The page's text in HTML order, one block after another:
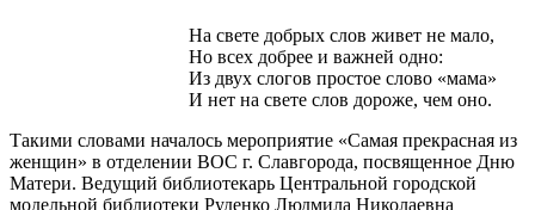
На свете добрых слов живет не мало,
Но всех добрее и важней одно:
Из двух слогов простое слово «мама»
И нет на свете слов дороже, чем оно.
Такими словами началось мероприятие «Самая прекрасная из
женщин» в отделении ВОС г. Славгорода, посвященное Дню
Матери. Ведущий библиотекарь Центральной городской
модельной библиотеки Руденко Людмила Николаевна